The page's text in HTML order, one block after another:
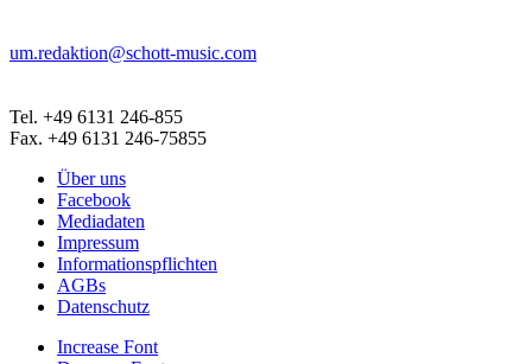
um.redaktion@schott-music.com
Tel. +49 6131 246-855
Fax. +49 6131 246-75855
Über uns
Facebook
Mediadaten
Impressum
Informationspflichten
AGBs
Datenschutz
Increase Font